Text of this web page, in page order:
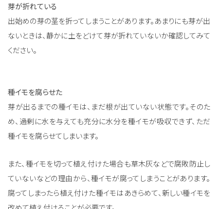
芽が折れている
出始めの芽の茎を折ってしまうことがあります。あまりにも芽が出
ないときは、静かに土をどけて芽が折れていないか確認してみて
ください。
種イモを腐らせた
芽が出るまでの種イモは、まだ根が出ていない状態です。そのた
め、過剰に水を与えても充分に水分を種イモが吸収できず、ただ
種イモを腐らせてしまいます。
また、種イモを切って植え付けた場合も草木灰などで腐敗防止し
ていないなどの理由から、種イモが腐ってしまうことがあります。
腐ってしまったら植え付けた種イモはあきらめて、新しい種イモを